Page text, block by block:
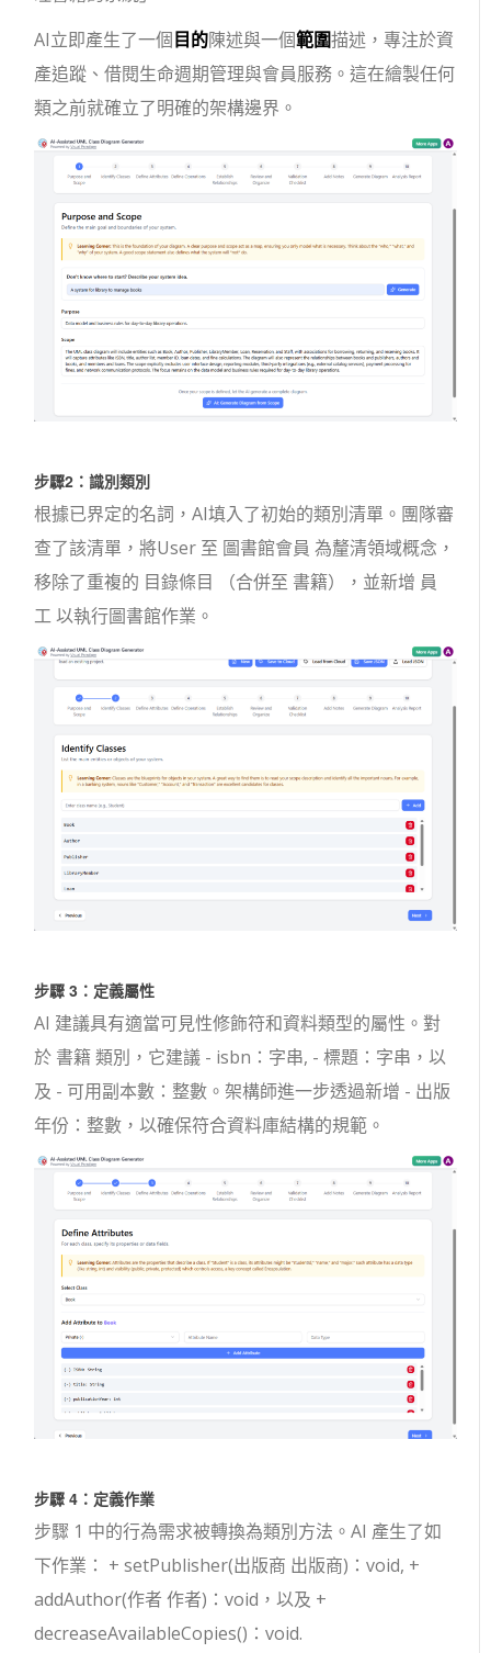
AI立即產生了一個目的陳述與一個範圍描述，專注於資
產追蹤、借閱生命週期管理與會員服務。這在繪製任何
類之前就確立了明確的架構邊界。
步驟2：識別類別
根據已界定的名詞，AI填入了初始的類別清單。團隊審
查了該清單，將User 至 圖書館會員 為釐清領域概念，
移除了重複的 目錄條目 （合併至 書籍），並新增 員
工以執行圖書館作業。
步驟 3：定義屬性
AI 建議具有適當可見性修飾符和資料類型的屬性。對
於 書籍類別，它建議 - isbn：字串, - 標題：字串 ，以
及 - 可用副本數：整數 。架構師進一步透過新增 - 出版
年份：整數 ，以確保符合資料庫結構的規範。
步驟 4：定義作業
步驟 1 中的行為需求被轉換為類別方法。AI 產生了如
下作業： + setPublisher(出版商 出版商)：void, +
addAuthor(作者 作者)：void ，以及 +
decreaseAvailableCopies()：void.